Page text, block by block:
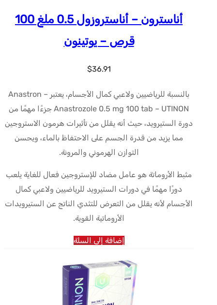
أناسترون – أناستروزول 0.5 ملغ 100
قرص – يوتينون
$36.91
بالنسبة للرياضيين ولاعبي كمال الأجسام، يعتبر Anastron –
Anastrozole 0.5 mg 100 tab – UTINON جزءًا مهمًا من
دورة الستيرويد، حيث أنه يقلل من تأثيرات هرمون الاستروجين
مما يزيد من قدرة الجسم على الاحتفاظ بالماء، ويحسن
التوازن الهرموني والمرونة.
مثبط الأروماتة هو عامل مضاد للإستروجين فعال للغاية يلعب
دورًا مهمًا في دورات الستيرويد للرياضيين ولاعبي كمال
الأجسام لأنه يقلل من التعرض للتثدي الناتج عن الستيرويدات
الأروماتية القوية.
إضافة إلى السلة